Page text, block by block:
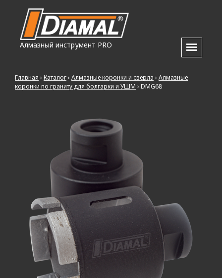
Алмазный инструмент PRO
Главная › Каталог› Алмазные коронки и сверла › Алмазные
коронки по граниту для болгарки и УШМ › DMG68